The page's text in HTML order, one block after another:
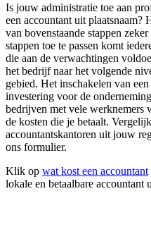
Is jouw administratie toe aan
een accountant uit plaatsnaam?
van bovenstaande stappen
stappen toe te passen komt
die aan de verwachtingen
het bedrijf naar het volgende
gebied. Het inschakelen van
investering voor de
bedrijven met vele werknemers
de kosten die je betaalt.
accountantskantoren uit jouw
ons formulier.
Klik op wat kost een accountant
lokale en betaalbare